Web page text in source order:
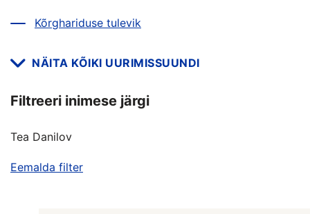
Kõrghariduse tulevik
NÄITA KÕIKI UURIMISSUUNDI
Filtreeri inimese järgi
Tea Danilov
Eemalda filter